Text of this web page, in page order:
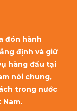
đón hành
định và giữ
hàng đầu tại
nói chung,
trong nước